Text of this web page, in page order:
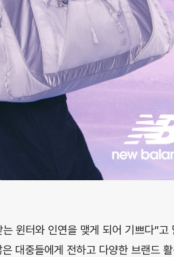
윈터와 인연을 맺게 되어 기쁘다”고
대중들에게 전하고 다양한 브랜드